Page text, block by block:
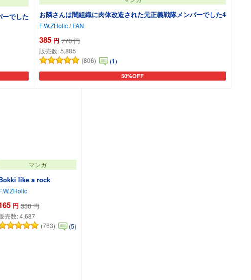
ーでした お隣さんは闇組織に肉体改造された元正義戦隊メンバーでした4
F.W.ZHolic/ FAN
385 円 770 円
販売数:5,885
(806)
(1)
50%OFF
カートに追加
マンガ
like a rock
円 330 円
売数:4,687
(763)
(5)